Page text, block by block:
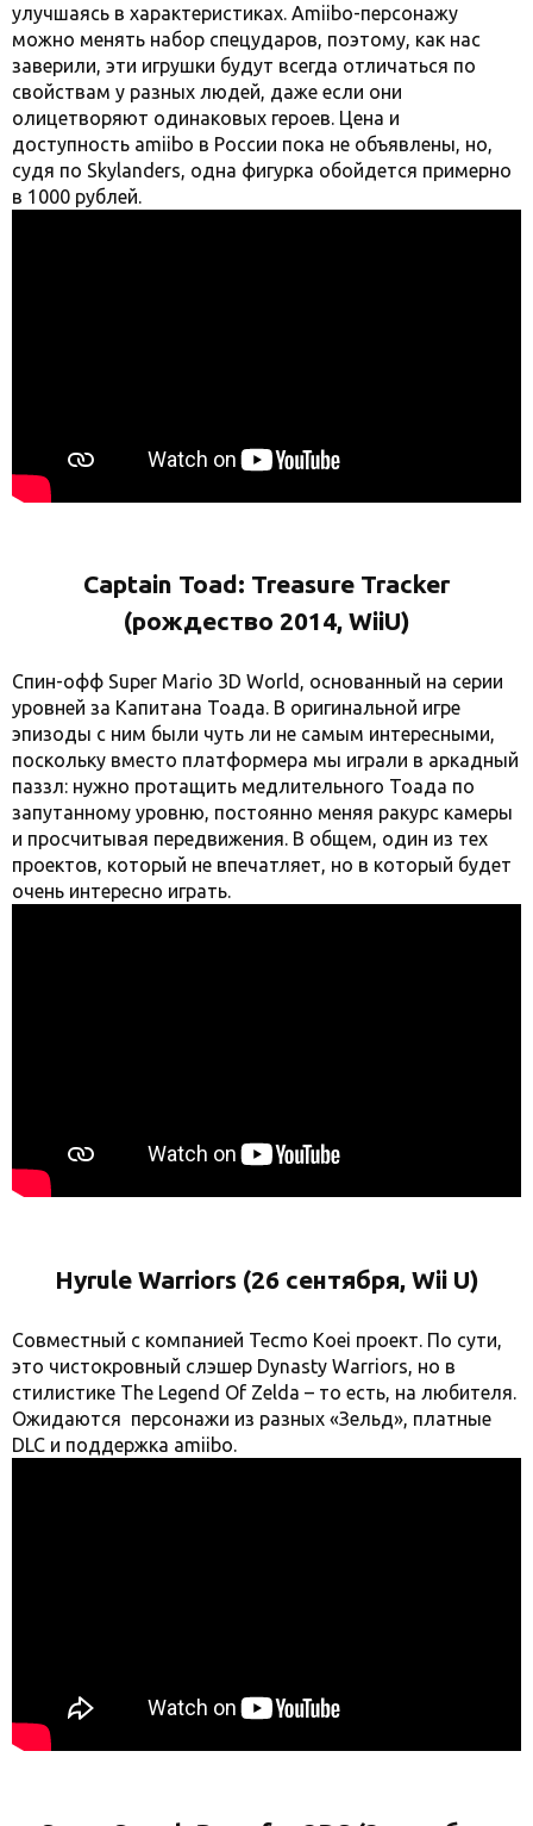
улучшаясь в характеристиках. Amiibo-персонажу
можно менять набор спецударов, поэтому, как нас
заверили, эти игрушки будут всегда отличаться по
свойствам у разных людей, даже если они
олицетворяют одинаковых героев. Цена и
доступность amiibo в России пока не объявлены, но,
судя по Skylanders, одна фигурка обойдется примерно
в 1000 рублей.
Captain Toad: Treasure Tracker
(рождество 2014, WiiU)
Спин-офф Super Mario 3D World, основанный на серии
уровней за Капитана Тоада. В оригинальной игре
эпизоды с ним были чуть ли не самым интересными,
поскольку вместо платформера мы играли в аркадный
паззл: нужно протащить медлительного Тоада по
запутанному уровню, постоянно меняя ракурс камеры
и просчитывая передвижения. В общем, один из тех
проектов, который не впечатляет, но в который будет
очень интересно играть.
Hyrule Warriors (26 сентября, Wii U)
Совместный с компанией Tecmo Koei проект. По сути,
это чистокровный слэшер Dynasty Warriors, но в
стилистике The Legend Of Zelda – то есть, на любителя.
Ожидаются персонажи из разных «Зельд», платные
DLC и поддержка amiibo.